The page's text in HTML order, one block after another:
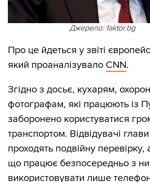
Джерело: faktor.bg
Про це йдеться у звіті
який проаналізувало CNN.
Згідно з досьє, кухарям,
фотографам, які працюють із
заборонено користуватися
транспортом. Відвідувачі
проходять подвійну
що працює безпосередньо з
використовувати лише